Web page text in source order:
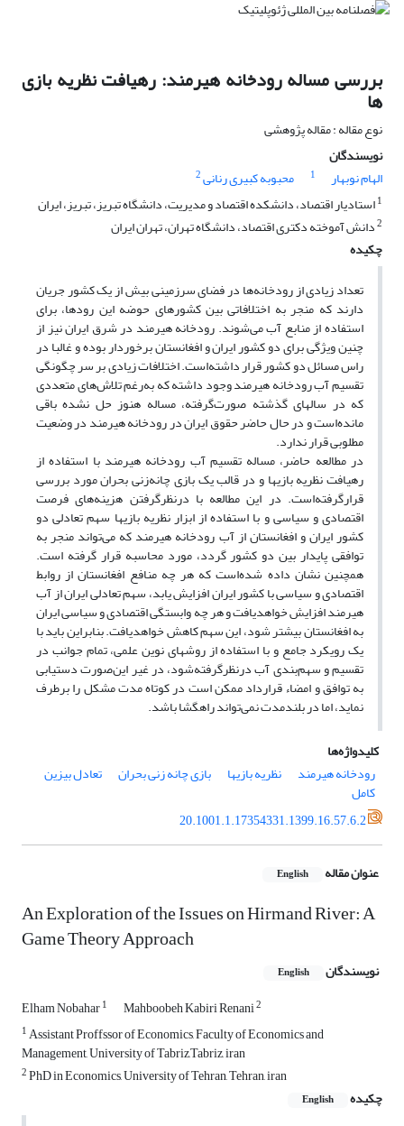
بررسی مساله رودخانه هیرمند: رهیافت نظریه بازی
ها
نوع مقاله : مقاله پژوهشی
نویسندگان
الهام نوبهار
1 محبوبه کبیری رنانی2
1استادیار اقتصاد، دانشکده اقتصاد و مدیریت، دانشگاه تبریز، تبریز، ایران
2دانش آموخته دکتری اقتصاد، دانشگاه تهران، تهران ایران
چکیده
تعداد زیادی از رودخانه‌ها در فضای سرزمینی بیش از یک کشور جریان
دارند که منجر به اختلافاتی بین کشورهای حوضه این رودها، برای
استفاده از منابع آب می‌شوند. رودخانه هیرمند در شرق ایران نیز از
چنین ویژگی برای دو کشور ایران و افغانستان برخوردار بوده و غالبا در
راس مسائل دو کشور قرار داشته‌است. اختلافات زیادی بر سر چگونگی
تقسیم آب رودخانه هیرمند وجود داشته که به‌رغم تلاش‌های متعددی
که در سالهای گذشته صورت‌گرفته، مساله هنوز حل نشده باقی
مانده‌است و در حال حاضر حقوق ایران در رودخانه هیرمند در وضعیت
مطلوبی قرار ندارد.
در مطالعه حاضر، مساله تقسیم آب رودخانه هیرمند با استفاده از
رهیافت نظریه بازیها و در قالب یک بازی چانه‌زنی بحران مورد بررسی
قرارگرفته‌است. در این مطالعه با درنظرگرفتن هزینه‌های فرصت
اقتصادی و سیاسی و با استفاده از ابزار نظریه بازیها سهم تعادلی دو
کشور ایران و افغانستان از آب رودخانه هیرمند که می‌تواند منجر به
توافقی پایدار بین دو کشور گردد، مورد محاسبه قرار گرفته است.
همچنین نشان داده شده‌است که هر چه منافع افغانستان از روابط
اقتصادی و سیاسی با کشور ایران افزایش یابد، سهم تعادلی ایران از آب
هیرمند افزایش خواهدیافت و هر چه وابستگی اقتصادی و سیاسی ایران
به افغانستان بیشتر شود، این سهم کاهش خواهدیافت. بنابراین باید با
یک رویکرد جامع و با استفاده از روشهای نوین علمی، تمام جوانب در
تقسیم و سهم‌بندی آب درنظرگرفته‌شود، در غیر این‌صورت دستیابی
به توافق و امضاء قرارداد ممکن است در کوتاه مدت مشکل را برطرف
نماید، اما در بلندمدت نمی‌تواند راهگشا باشد.
کلیدواژه‌ها
رودخانه هیرمند
نظریه بازیها بازی چانه زنی بحران تعادل بیزین
کامل
20.1001.1.17354331.1399.16.57.6.2
عنوان مقاله English
An Exploration of the Issues on Hirmand River: A
Game Theory Approach
نویسندگان English
Elham Nobahar1 Mahboobeh Kabiri Renani2
1Assistant Proffssor of Economics, Faculty of Economics and
Management, University of Tabriz,Tabriz, iran
2PhD in Economics, University of Tehran, Tehran, iran
چکیده
English